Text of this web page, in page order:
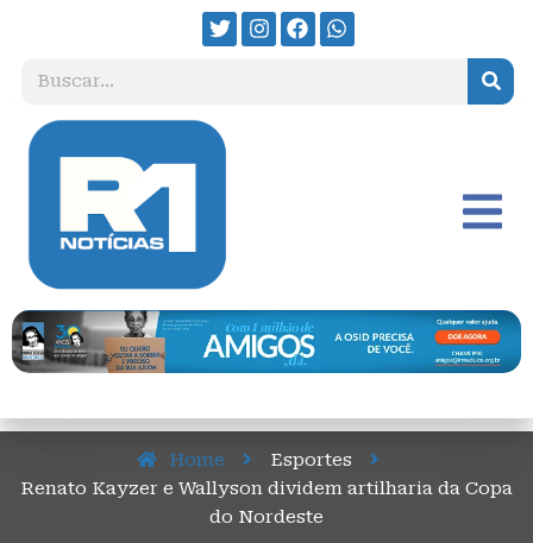
Home
Esportes
Renato Kayzer e Wallyson dividem artilharia da Copa
do Nordeste